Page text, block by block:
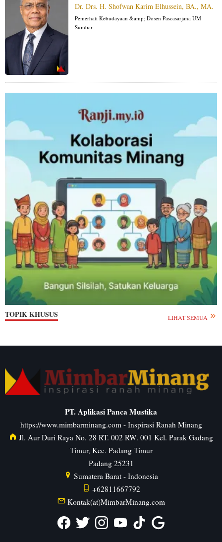
Dr. Drs. H. Shofwan Karim Elhussein, BA., MA.
Pemerhati Kebudayaan &amp; Dosen Pascasarjana UM
Sumbar
TOPIK KHUSUS LIHAT SEMUA
PT. Aplikasi Panca Mustika
https://www.mimbarminang.com- Inspirasi Ranah Minang
Jl. Aur Duri Raya No. 28 RT. 002 RW. 001 Kel. Parak Gadang
Timur, Kec. Padang Timur
Padang 25231
Sumatera Barat - Indonesia
+62811667792
Kontak(at)MimbarMinang.com